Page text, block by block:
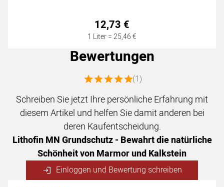
12,73 €
1 Liter =25,46€
Bewertungen
Bewertung: 5 von 5 (1 Bewertungen)
(1)
Schreiben Sie jetzt Ihre persönliche Erfahrung mit
diesem Artikel und helfen Sie damit anderen bei
deren Kaufentscheidung.
Lithofin MN Grundschutz - Bewahrt die natürliche
Schönheit von Marmor und Kalkstein
Einloggen und Bewertung schreiben